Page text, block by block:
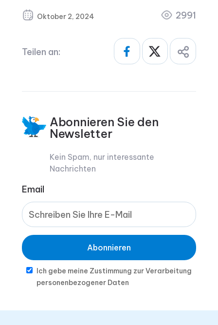
Oktober 2, 2024 2991
Teilen an:
Abonnieren Sie den
Newsletter
Kein Spam, nur interessante
Nachrichten
Email
Abonnieren
Ich gebe meine Zustimmung zur Verarbeitung
personenbezogener Daten